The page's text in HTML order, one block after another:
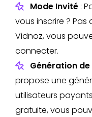
Mode Invité :
vous inscrire ?
Vidnoz, vous
connecter.
Génération
propose une
utilisateurs
gratuite, vous